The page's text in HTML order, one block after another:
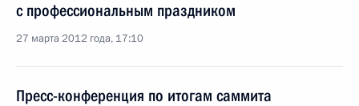
с профессиональным праздником
27 марта 2012 года, 17:10
Пресс-конференция по итогам саммита